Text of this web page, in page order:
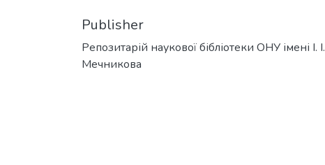
Publisher
Репозитарій наукової бібліотеки ОНУ імені І. І.
Мечникова